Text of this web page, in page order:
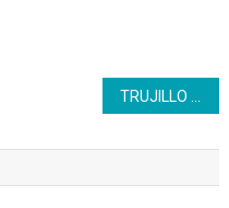
TRUJILLO | Aprendices culminan la fase teórica en el centro de fromación Alí Primera